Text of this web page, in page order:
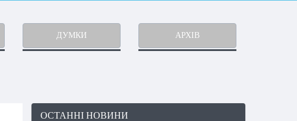
ДУМКИ АРХІВ
ОСТАННІ НОВИНИ